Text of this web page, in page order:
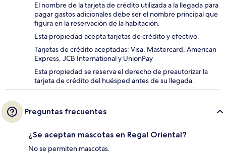
El nombre de la tarjeta de crédito utilizada a la llegada para
pagar gastos adicionales debe ser el nombre principal que
figura en la reservación de la habitación.
Esta propiedad acepta tarjetas de crédito y efectivo.
Tarjetas de crédito aceptadas: Visa, Mastercard, American
Express, JCB International y UnionPay
Esta propiedad se reserva el derecho de preautorizar la
tarjeta de crédito del huésped antes de su llegada.
Preguntas frecuentes
¿Se aceptan mascotas en Regal Oriental?
No se permiten mascotas.